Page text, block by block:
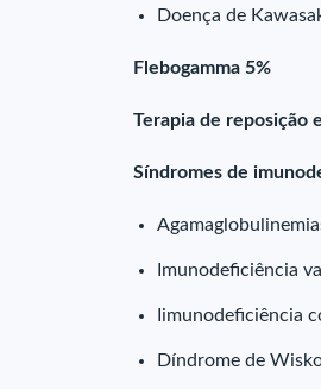
Doença de
Flebogamma 5%
Terapia de reposição
Síndromes de
Imunodeficiência
Iimunodeficiência
Díndrome de